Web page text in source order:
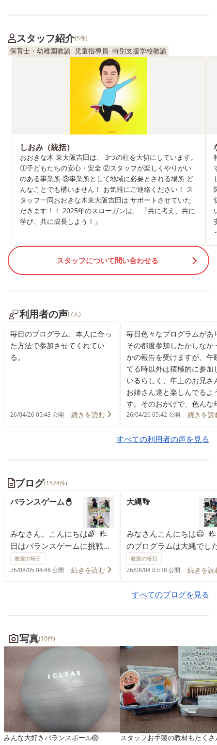
スタッフ紹介(5件)
保育士・幼稚園教諭 児童指導員 特別支援学校教諭
しおみ（統括）
おおきな木 東大阪吉田は、 3つの柱を大切にしています。
①子どもたちの安心・安全 ②スタッフが楽しくやりがい
のある事業所 ③事業所として地域に必要とされる場所 ど
んなことでも構いません！ お気軽にご連絡ください！ ス
タッフ一同おおきな木東大阪吉田は サポートさせていた
だきます！！ 2025年のスローガンは、 『共に考え、共に
学び、共に成長しよう！』
スタッフについて問い合わせる
利用者の声(7人)
毎日のプログラム、本人に合っ
た方法で参加させてくれてい
る。
26/04/26 05:43 公開 続きを読む
毎日色々なプログラムがあ
その都度参加したかしなか
かの報告を受けますが、午
てる時以外は積極的に参加
いるらしく、年上のお兄さ
お姉さん達と楽しんでるよ
す。そのおかげで、色んな
の子と接するのが楽しいら
く、従兄弟たちと遊ぶ時も
齢問わず楽しく遊んでいま
26/04/26 05:42 公開 続きを読
すべての利用者の声を見る
ブログ(1524件)
バランスゲーム🐣
みなさん、こんにちは🌈 昨
日はバランスゲームに挑戦し
ました✨ ホワイトボードにテ
ープでコースを作り、その上
を段ボールに乗せたボールが
ールが転がりすぎないよう力
加減を考えたり、段ボールの
傾きを調整したりと、子ども
たちは試行錯誤しながら取り
組んでいました😊 「ゆっく
り、ゆっくり！」「もう少し
右！」と声をかけ合う姿も見
られ、最後まで集中して楽し
むことができました！ 遊び
を通して、バランス感覚や集
中力、手先のコントロールを
教室の毎日
26/08/05 04:48 公開 続きを読む
大縄👣
みなさんこんにちは😃
のプログラムは大縄でし
大縄をはじめる前にまず
ャンプとタイミングの練
す👣 ウネウネをとんだり
が上にいったタイミング
置いて右，左とジャンプ
🥳🥳 難しかったけどみ
大盛り上がりで楽しみま
🌷 今日のプログラムは
ンスゲームです🎮 どんな
をするのかな〜😙 kikuy
⭐︎⭐︎⭐︎⭐︎⭐︎⭐︎⭐︎⭐︎⭐︎⭐︎⭐︎⭐︎⭐︎⭐︎⭐︎⭐︎⭐︎
な木東大阪吉田では随時
受付中です😊 また月に1
教室の毎日
26/08/04 03:38 公開 続きを読
すべてのブログを見る
写真(10件)
みんな大好きバランスボール🏐 スタッフお手製の教材もたくさ